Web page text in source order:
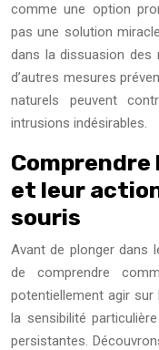
comme une option
pas une solution
dans la dissuasion des
d’autres mesures
naturels peuvent
intrusions indésirables.
et leur
souris
Avant de plonger dans
de comprendre
potentiellement agir
la sensibilité
persistantes.